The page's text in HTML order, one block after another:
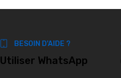
BESOIN D'AIDE ?
Utiliser WhatsApp